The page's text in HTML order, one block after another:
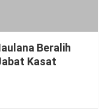
Beralih
Kasat